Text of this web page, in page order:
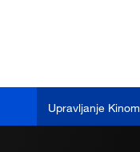
Upravljanje Kinom